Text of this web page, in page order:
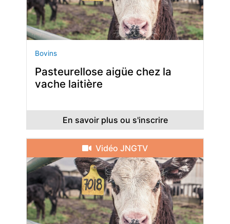
Bovins
Pasteurellose aigüe chez la
vache laitière
En savoir plus ou s'inscrire
Vidéo JNGTV